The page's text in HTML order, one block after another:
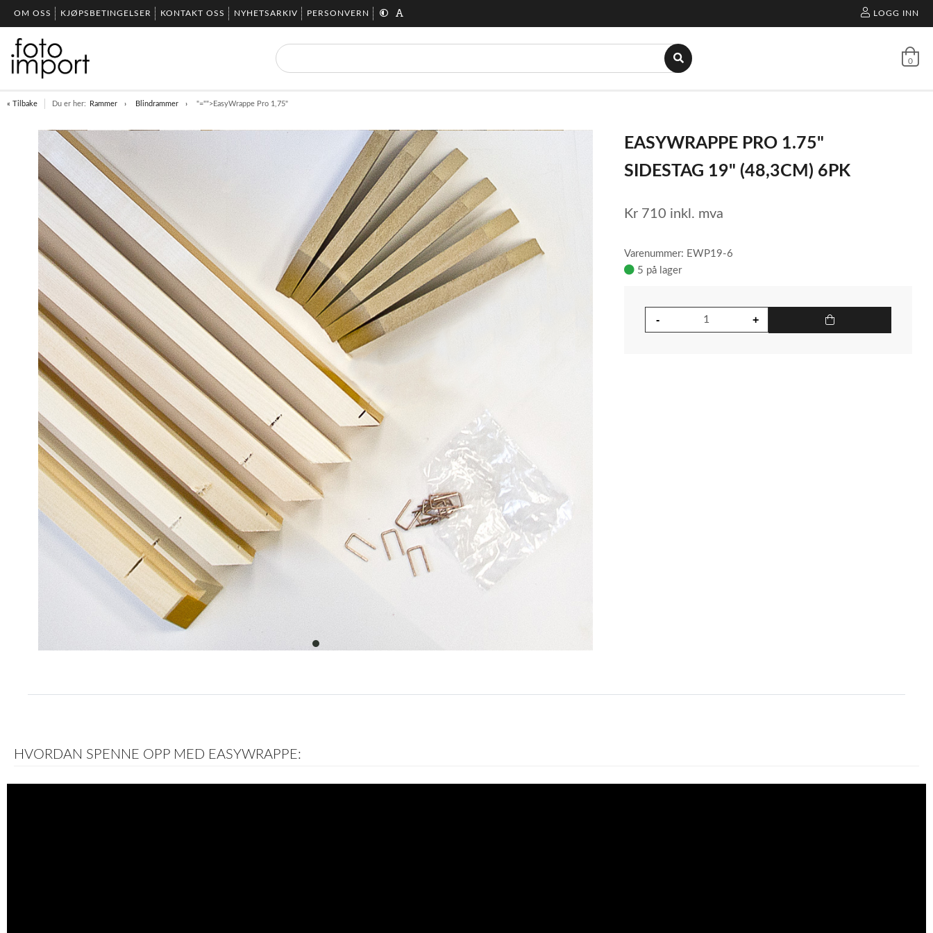
OM OSS KJØPSBETINGELSER KONTAKT OSS NYHETSARKIV PERSONVERN LOGG INN
0
« Tilbake Du er her: Rammer Blindrammer "="">EasyWrappe Pro 1,75"
item
of
EASYWRAPPE PRO 1.75"
SIDESTAG 19" (48,3CM) 6PK
Kr 710 inkl. mva
Varenummer: EWP19-6
5 på lager
HVORDAN SPENNE OPP MED EASYWRAPPE: